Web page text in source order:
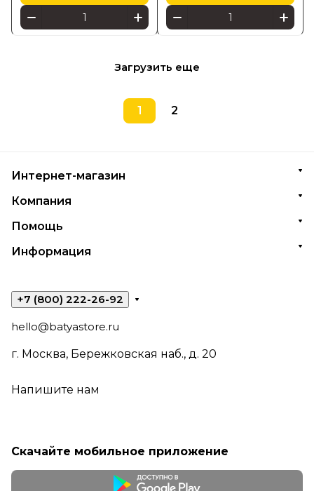
Загрузить еще
1 2
Интернет-магазин
Компания
Помощь
Информация
+7 (800) 222-26-92
hello@batyastore.ru
г. Москва, Бережковская наб., д. 20
Напишите нам
Скачайте мобильное приложение